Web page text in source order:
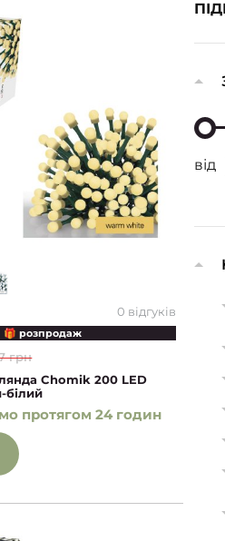
0 відгуків
🎁 розпродаж
грн
Chomik 200 LED
білий
протягом 24 годин
від